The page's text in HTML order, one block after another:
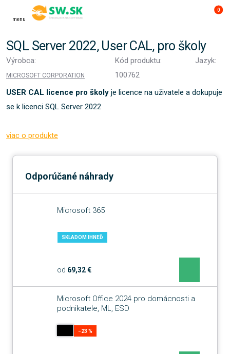
menu
0
SQL Server 2022, User CAL, pro školy
Výrobca:
MICROSOFT CORPORATION
Kód produktu:
100762
Jazyk:
USER CAL licence pro školy je licence na uživatele a dokupuje
se k licenci SQL Server 2022
viac o produkte
Odporúčané náhrady
Microsoft 365
SKLADOM IHNEĎ
od 69,32 €
Microsoft Office 2024 pro domácnosti a
podnikatele, ML, ESD
−23 %